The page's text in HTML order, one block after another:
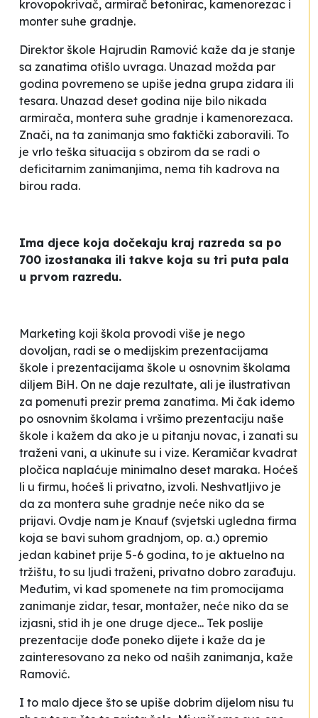
krovopokrivač, armirač betonirac, kamenorezac i
monter suhe gradnje.
Direktor škole Hajrudin Ramović kaže da je stanje
sa zanatima otišlo uvraga. Unazad možda par
godina povremeno se upiše jedna grupa zidara ili
tesara. Unazad deset godina nije bilo nikada
armirača, montera suhe gradnje i kamenorezaca.
Znači, na ta zanimanja smo faktički zaboravili. To
je vrlo teška situacija s obzirom da se radi o
deficitarnim zanimanjima, nema tih kadrova na
birou rada.
Ima djece koja dočekaju kraj razreda sa po
700 izostanaka ili takve koja su tri puta pala
u prvom razredu.
Marketing koji škola provodi više je nego
dovoljan, radi se o medijskim prezentacijama
škole i prezentacijama škole u osnovnim školama
diljem BiH. On ne daje rezultate, ali je ilustrativan
za pomenuti prezir prema zanatima. Mi čak idemo
po osnovnim školama i vršimo prezentaciju naše
škole i kažem da ako je u pitanju novac, i zanati su
traženi vani, a ukinute su i vize. Keramičar kvadrat
pločica naplaćuje minimalno deset maraka. Hoćeš
li u firmu, hoćeš li privatno, izvoli. Neshvatljivo je
da za montera suhe gradnje neće niko da se
prijavi. Ovdje nam je Knauf (svjetski ugledna firma
koja se bavi suhom gradnjom, op. a.) opremio
jedan kabinet prije 5-6 godina, to je aktuelno na
tržištu, to su ljudi traženi, privatno dobro zarađuju.
Međutim, vi kad spomenete na tim promocijama
zanimanje zidar, tesar, montažer, neće niko da se
izjasni, stid ih je one druge djece... Tek poslije
prezentacije dođe poneko dijete i kaže da je
zainteresovano za neko od naših zanimanja, kaže
Ramović.
I to malo djece što se upiše dobrim dijelom nisu tu